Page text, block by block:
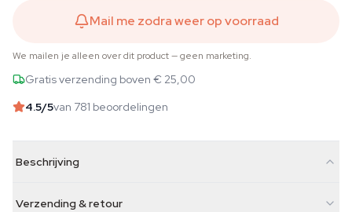
Mail me zodra weer op voorraad
We mailen je alleen over dit product — geen marketing.
Gratis verzending boven € 25,00
4.5/5van 781 beoordelingen
Beschrijving
Verzending & retour